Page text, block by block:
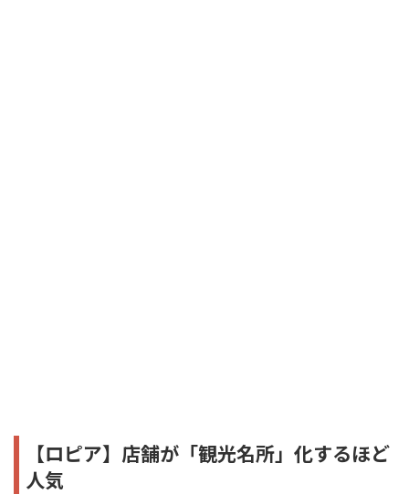
【ロピア】店舗が「観光名所」化するほど
人気